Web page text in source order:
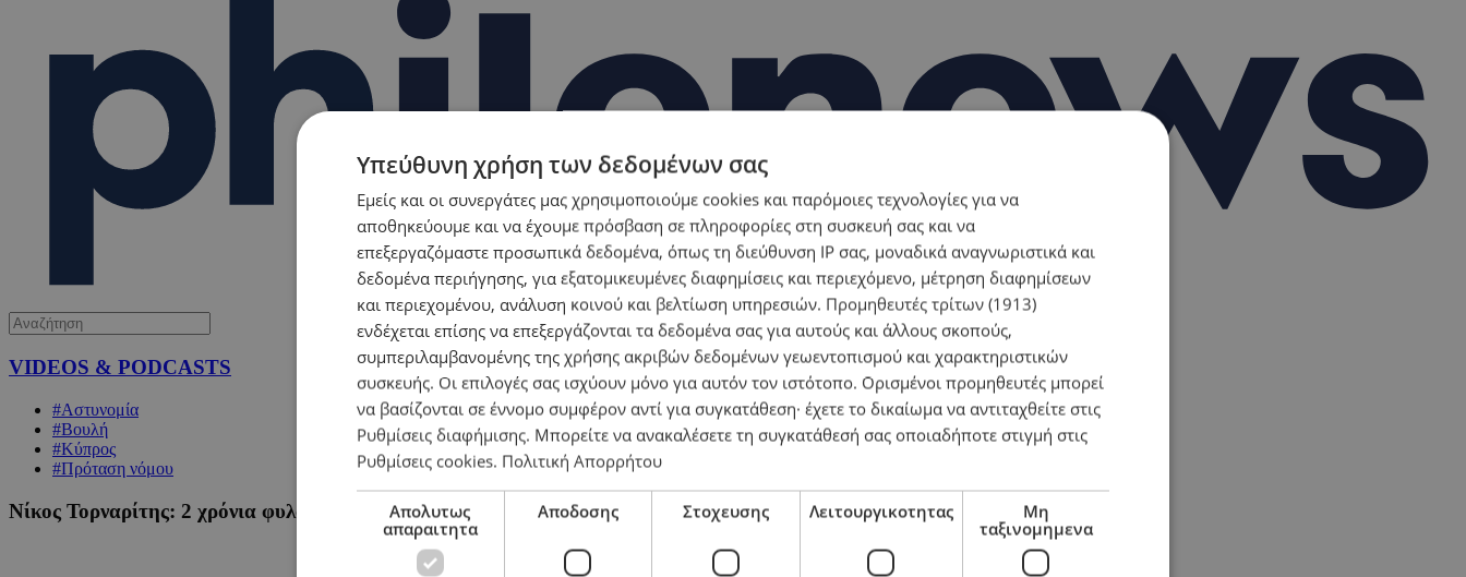
VIDEOS & PODCASTS
#Αστυνομία
#Βουλή
#Κύπρος
#Πρόταση νόμου
Νίκος Τορναρίτης: 2 χρόνια φυλάκιση ή και 4 χιλιάδες ευρώ πρόστιμο για την κουκούλα
Υπεύθυνη χρήση των δεδομένων σας
Εμείς και οι συνεργάτες μας χρησιμοποιούμε cookies και παρόμοιες τεχνολογίες για να
αποθηκεύουμε και να έχουμε πρόσβαση σε πληροφορίες στη συσκευή σας και να
επεξεργαζόμαστε προσωπικά δεδομένα, όπως τη διεύθυνση IP σας, μοναδικά αναγνωριστικά και
δεδομένα περιήγησης, για εξατομικευμένες διαφημίσεις και περιεχόμενο, μέτρηση διαφημίσεων
και περιεχομένου, ανάλυση κοινού και βελτίωση υπηρεσιών. Προμηθευτές τρίτων (1913)
ενδέχεται επίσης να επεξεργάζονται τα δεδομένα σας για αυτούς και άλλους σκοπούς,
συμπεριλαμβανομένης της χρήσης ακριβών δεδομένων γεωεντοπισμού και χαρακτηριστικών
συσκευής. Οι επιλογές σας ισχύουν μόνο για αυτόν τον ιστότοπο. Ορισμένοι προμηθευτές μπορεί
να βασίζονται σε έννομο συμφέρον αντί για συγκατάθεση· έχετε το δικαίωμα να αντιταχθείτε στις
Ρυθμίσεις διαφήμισης. Μπορείτε να ανακαλέσετε τη συγκατάθεσή σας οποιαδήποτε στιγμή στις
Ρυθμίσεις cookies. Πολιτική Απορρήτου
Απολυτως
απαραιτητα
Αποδοσης Στοχευσης Λειτουργικοτητας
Μη
ταξινομημενα